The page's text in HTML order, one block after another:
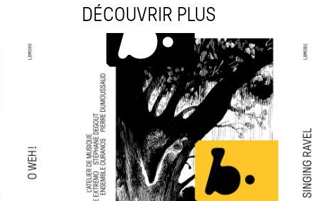
DÉCOUVRIR PLUS